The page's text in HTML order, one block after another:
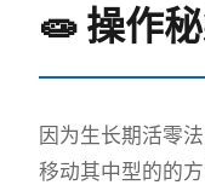
🧫 操作
因为生长期活零
移动其中型的的